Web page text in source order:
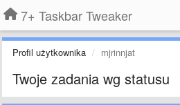
7+ Taskbar Tweaker
Profil użytkownika mjrinnjat
Twoje zadania wg statusu